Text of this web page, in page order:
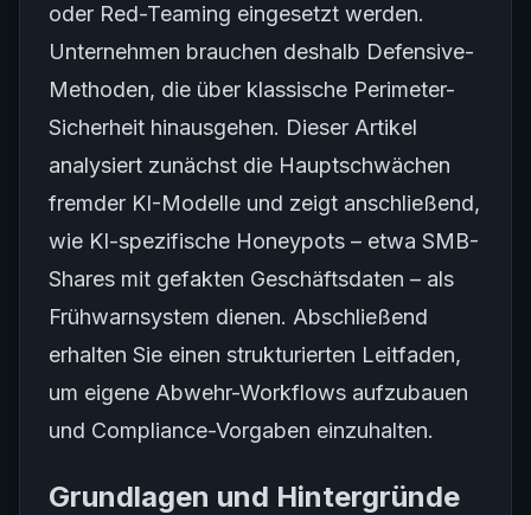
oder Red-Teaming eingesetzt werden.
Unternehmen brauchen deshalb Defensive-
Methoden, die über klassische Perimeter-
Sicherheit hinausgehen. Dieser Artikel
analysiert zunächst die Hauptschwächen
fremder KI-Modelle und zeigt anschließend,
wie KI-spezifische Honeypots – etwa SMB-
Shares mit gefakten Geschäftsdaten – als
Frühwarnsystem dienen. Abschließend
erhalten Sie einen strukturierten Leitfaden,
um eigene Abwehr-Workflows aufzubauen
und Compliance-Vorgaben einzuhalten.
Grundlagen und Hintergründe